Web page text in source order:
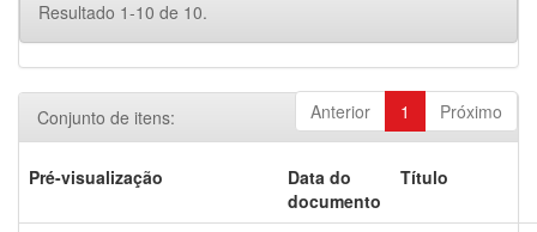
Resultado 1-10 de 10.
Anterior 1 Próximo
Conjunto de itens:
Pré-visualização
Data do
documento
Título